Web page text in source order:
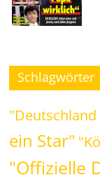
Schlagwörter
ein Star"
"Offizielle